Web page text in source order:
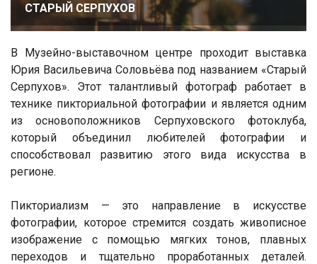
СТАРЫЙ СЕРПУХОВ
В Музейно-выставочном центре проходит выставка
Юрия Васильевича Соловьёва под названием «Старый
Серпухов». Этот талантливый фотограф работает в
технике пикториальной фотографии и является одним
из основоположников Серпуховского фотоклуба,
который объединил любителей фотографии и
способствовал развитию этого вида искусства в
регионе.
Пикториализм — это направление в искусстве
фотографии, которое стремится создать живописное
изображение с помощью мягких тонов, плавных
переходов и тщательно проработанных деталей.